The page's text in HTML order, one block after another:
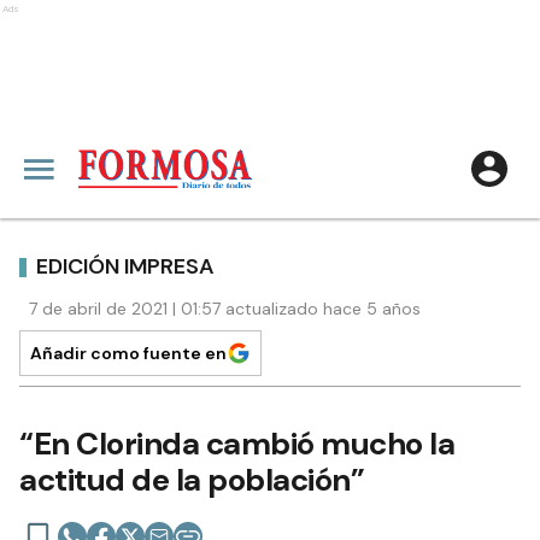
Ads
EDICIÓN IMPRESA
7 de abril de 2021 | 01:57 actualizado hace 5 años
Añadir como fuente en
“En Clorinda cambió mucho la
actitud de la población”